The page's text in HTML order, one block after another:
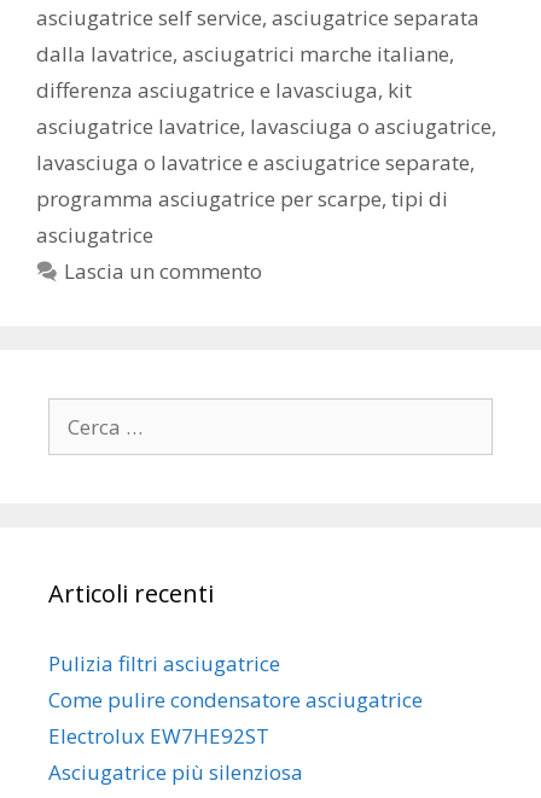
asciugatrice self service, asciugatrice separata
dalla lavatrice, asciugatrici marche italiane,
differenza asciugatrice e lavasciuga, kit
asciugatrice lavatrice, lavasciuga o asciugatrice,
lavasciuga o lavatrice e asciugatrice separate,
programma asciugatrice per scarpe, tipi di
asciugatrice
Lascia un commento
per:
Articoli recenti
Pulizia filtri asciugatrice
Come pulire condensatore asciugatrice
Electrolux EW7HE92ST
Asciugatrice più silenziosa